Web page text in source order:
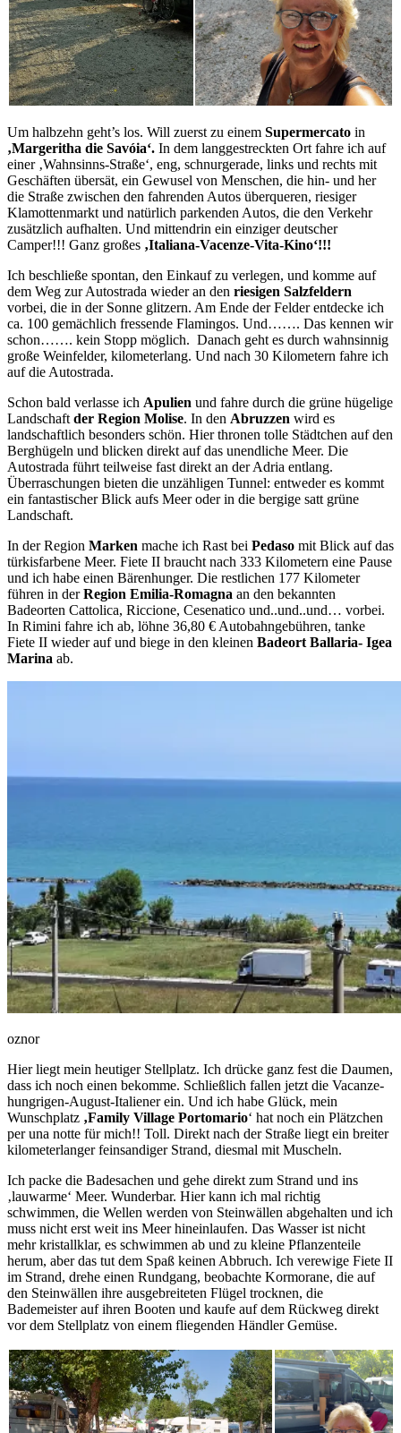
Um halbzehn geht’s los. Will zuerst zu einem Supermercato in
‚Margeritha die Savóia‘. In dem langgestreckten Ort fahre ich auf
einer ‚Wahnsinns-Straße‘, eng, schnurgerade, links und rechts mit
Geschäften übersät, ein Gewusel von Menschen, die hin- und her
die Straße zwischen den fahrenden Autos überqueren, riesiger
Klamottenmarkt und natürlich parkenden Autos, die den Verkehr
zusätzlich aufhalten. Und mittendrin ein einziger deutscher
Camper!!! Ganz großes ‚Italiana-Vacenze-Vita-Kino‘!!!
Ich beschließe spontan, den Einkauf zu verlegen, und komme auf
dem Weg zur Autostrada wieder an den riesigen Salzfeldern
vorbei, die in der Sonne glitzern. Am Ende der Felder entdecke ich
ca. 100 gemächlich fressende Flamingos. Und……. Das kennen wir
schon……. kein Stopp möglich. Danach geht es durch wahnsinnig
große Weinfelder, kilometerlang. Und nach 30 Kilometern fahre ich
auf die Autostrada.
Schon bald verlasse ich Apulien und fahre durch die grüne hügelige
Landschaft der Region Molise. In den Abruzzen wird es
landschaftlich besonders schön. Hier thronen tolle Städtchen auf den
Berghügeln und blicken direkt auf das unendliche Meer. Die
Autostrada führt teilweise fast direkt an der Adria entlang.
Überraschungen bieten die unzähligen Tunnel: entweder es kommt
ein fantastischer Blick aufs Meer oder in die bergige satt grüne
Landschaft.
In der Region Marken mache ich Rast bei Pedaso mit Blick auf das
türkisfarbene Meer. Fiete II braucht nach 333 Kilometern eine Pause
und ich habe einen Bärenhunger. Die restlichen 177 Kilometer
führen in derRegion Emilia-Romagna an den bekannten
Badeorten Cattolica, Riccione, Cesenatico und..und..und… vorbei.
In Rimini fahre ich ab, löhne 36,80 € Autobahngebühren, tanke
Fiete II wieder auf und biege in den kleinen Badeort Ballaria- Igea
Marina ab.
oznor
Hier liegt mein heutiger Stellplatz. Ich drücke ganz fest die Daumen,
dass ich noch einen bekomme. Schließlich fallen jetzt die Vacanze-
hungrigen-August-Italiener ein. Und ich habe Glück, mein
Wunschplatz ‚Family Village Portomario‘ hat noch ein Plätzchen
per una notte für mich!! Toll. Direkt nach der Straße liegt ein breiter
kilometerlanger feinsandiger Strand, diesmal mit Muscheln.
Ich packe die Badesachen und gehe direkt zum Strand und ins
‚lauwarme‘ Meer. Wunderbar. Hier kann ich mal richtig
schwimmen, die Wellen werden von Steinwällen abgehalten und ich
muss nicht erst weit ins Meer hineinlaufen. Das Wasser ist nicht
mehr kristallklar, es schwimmen ab und zu kleine Pflanzenteile
herum, aber das tut dem Spaß keinen Abbruch. Ich verewige Fiete II
im Strand, drehe einen Rundgang, beobachte Kormorane, die auf
den Steinwällen ihre ausgebreiteten Flügel trocknen, die
Bademeister auf ihren Booten und kaufe auf dem Rückweg direkt
vor dem Stellplatz von einem fliegenden Händler Gemüse.